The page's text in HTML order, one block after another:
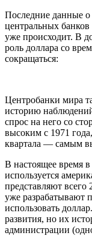
Последние данные о
центральных
уже происходит. В
роль доллара со
сокращаться:
Центробанки мира
историю
спрос на него со
высоким с 1971
квартала — самым
В настоящее время
используется
представляют
уже разрабатывают
использовать
развития, но их
администрации